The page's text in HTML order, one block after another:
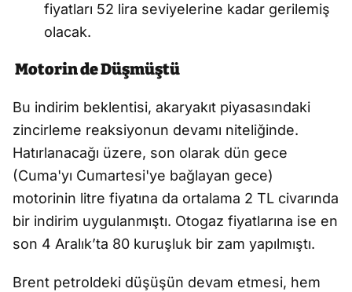
fiyatları 52 lira seviyelerine kadar gerilemiş
olacak.
Motorin de Düşmüştü
Bu indirim beklentisi, akaryakıt piyasasındaki
zincirleme reaksiyonun devamı niteliğinde.
Hatırlanacağı üzere, son olarak dün gece
(Cuma'yı Cumartesi'ye bağlayan gece)
motorinin litre fiyatına da ortalama 2 TL civarında
bir indirim uygulanmıştı. Otogaz fiyatlarına ise en
son 4 Aralık’ta 80 kuruşluk bir zam yapılmıştı.
Brent petroldeki düşüşün devam etmesi, hem